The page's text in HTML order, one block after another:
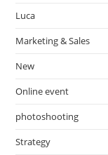
Luca
Marketing & Sales
New
Online event
photoshooting
Strategy